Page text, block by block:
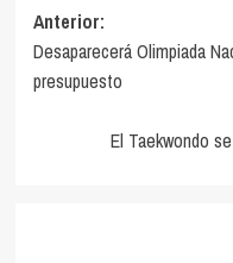
Navegación
de
entradas
Anterior:
Desaparecerá Olimpiada
presupuesto
El Taekwondo